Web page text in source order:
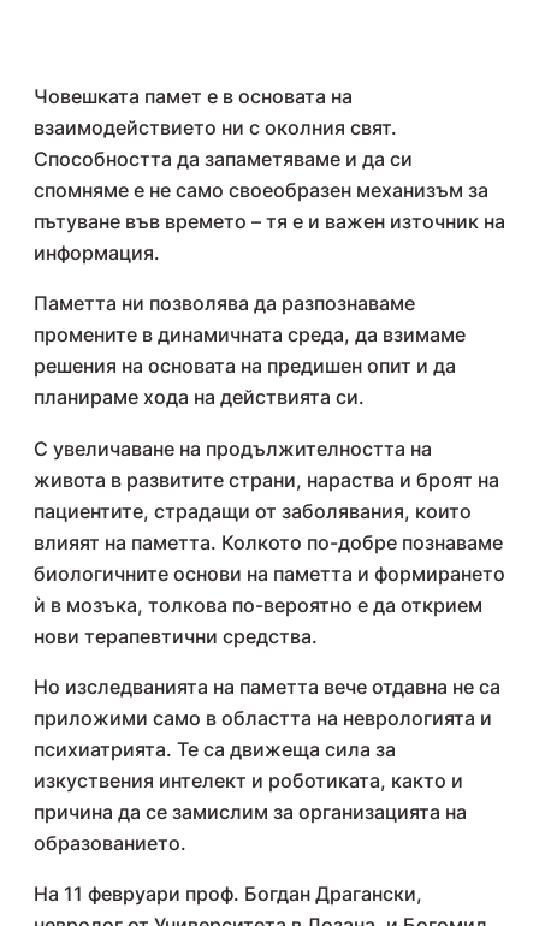
Човешката памет е в основата на
взаимодействието ни с околния свят.
Способността да запаметяваме и да си
спомняме е не само своеобразен механизъм за
пътуване във времето – тя е и важен източник на
информация.
Паметта ни позволява да разпознаваме
промените в динамичната среда, да взимаме
решения на основата на предишен опит и да
планираме хода на действията си.
С увеличаване на продължителността на
живота в развитите страни, нараства и броят на
пациентите, страдащи от заболявания, които
влияят на паметта. Колкото по-добре познаваме
биологичните основи на паметта и формирането
ѝ в мозъка, толкова по-вероятно е да открием
нови терапевтични средства.
Но изследванията на паметта вече отдавна не са
приложими само в областта на неврологията и
психиатрията. Те са движеща сила за
изкуствения интелект и роботиката, както и
причина да се замислим за организацията на
образованието.
На 11 февруари проф. Богдан Драгански,